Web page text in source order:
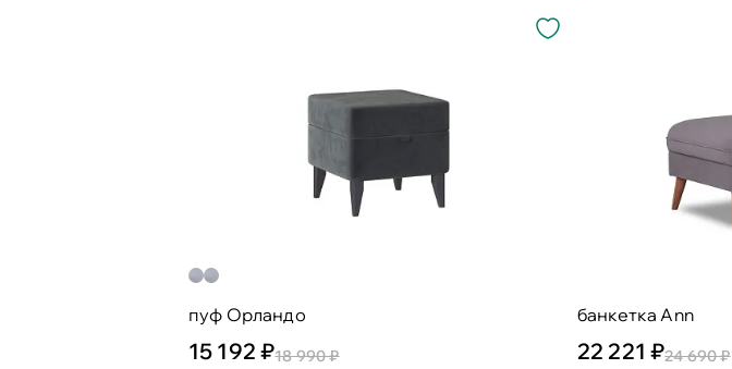
пуф Орландо
15 192 ₽18 990 ₽
банкетка Ann
22 221 ₽24 690 ₽